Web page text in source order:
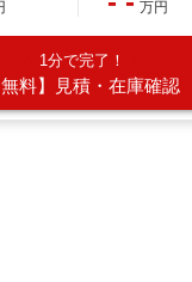
万円
1分で完了！
無料】見積・在庫確認